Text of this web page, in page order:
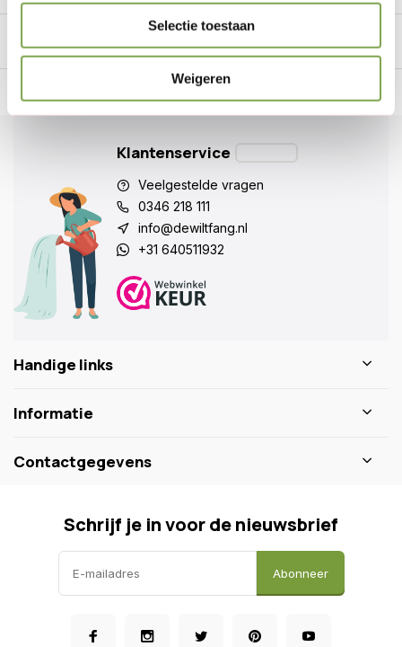
Selectie toestaan
Weigeren
Klantenservice
Veelgestelde vragen
0346 218 111
info@dewiltfang.nl
+31 640511932
Handige links
Informatie
Contactgegevens
Schrijf je in voor de nieuwsbrief
Abonneer